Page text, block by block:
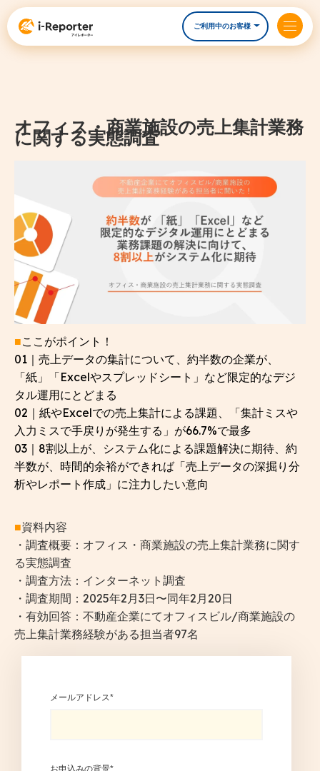
ご利用中のお客様
オフィス・商業施設の売上集計業務
に関する実態調査
■ここがポイント！
01｜売上データの集計について、約半数の企業が、
「紙」「Excelやスプレッドシート」など限定的なデジ
タル運用にとどまる
02｜紙やExcelでの売上集計による課題、「集計ミスや
入力ミスで手戻りが発生する」が66.7%で最多
03｜8割以上が、システム化による課題解決に期待、約
半数が、時間的余裕ができれば「売上データの深掘り分
析やレポート作成」に注力したい意向
■資料内容
・調査概要：オフィス・商業施設の売上集計業務に関す
る実態調査
・調査方法：インターネット調査
・調査期間：2025年2月3日〜同年2月20日
・有効回答：不動産企業にてオフィスビル/商業施設の
売上集計業務経験がある担当者97名
メールアドレス*